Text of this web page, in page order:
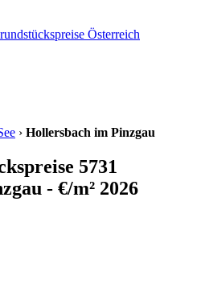
Österreich
› Hollersbach im Pinzgau
5731
- €/m² 2026